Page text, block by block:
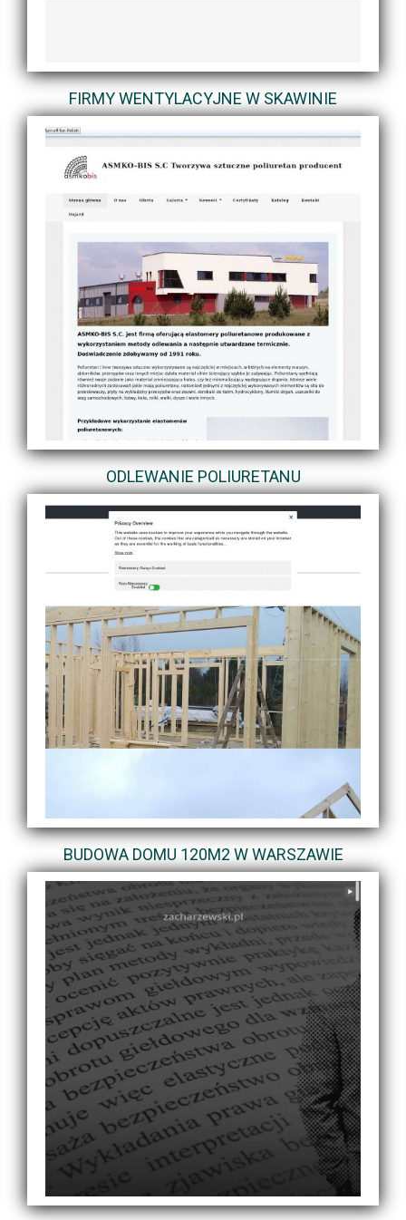
FIRMY WENTYLACYJNE W SKAWINIE
ODLEWANIE POLIURETANU
BUDOWA DOMU 120M2 W WARSZAWIE